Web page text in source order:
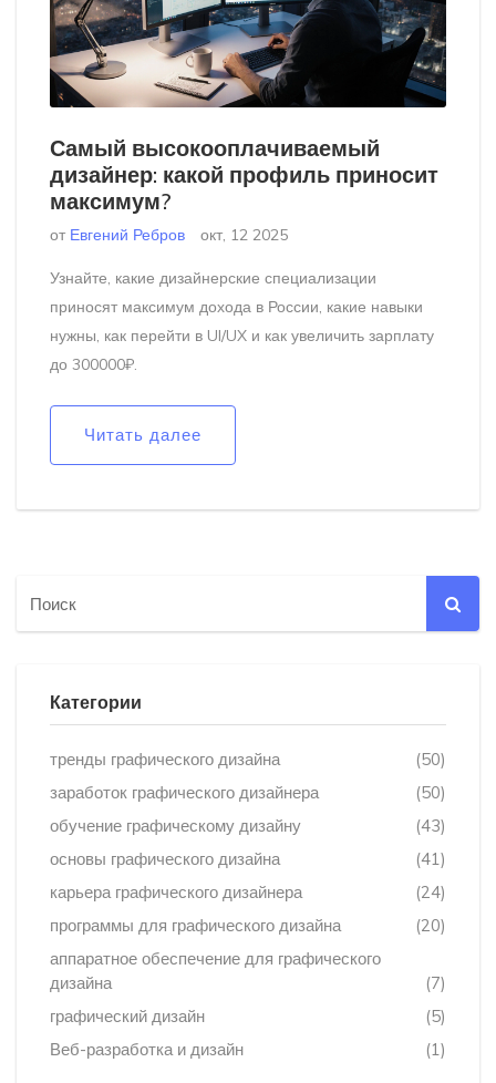
Самый высокооплачиваемый
дизайнер: какой профиль приносит
максимум?
от Евгений Ребров окт, 12 2025
Узнайте, какие дизайнерские специализации
приносят максимум дохода в России, какие навыки
нужны, как перейти в UI/UX и как увеличить зарплату
до 300000₽.
Читать далее
Категории
тренды графического дизайна
(50)
заработок графического дизайнера
(50)
обучение графическому дизайну
(43)
основы графического дизайна
(41)
карьера графического дизайнера
(24)
программы для графического дизайна
(20)
аппаратное обеспечение для графического
дизайна
(7)
графический дизайн
(5)
Веб-разработка и дизайн
(1)